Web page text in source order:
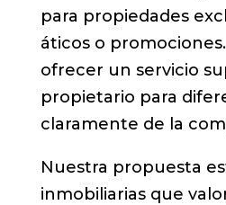
para propiedades
áticos o
ofrecer un servicio
propietario para
claramente de la
Nuestra propuesta
inmobiliarias que